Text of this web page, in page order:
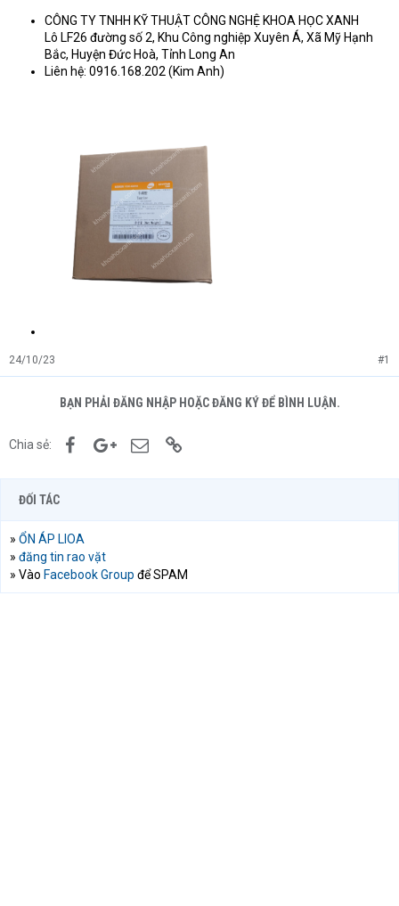
CÔNG TY TNHH KỸ THUẬT CÔNG NGHỆ KHOA HỌC XANH
Lô LF26 đường số 2, Khu Công nghiệp Xuyên Á, Xã Mỹ Hạnh
Bắc, Huyện Đức Hoà, Tỉnh Long An
Liên hệ: 0916.168.202 (Kim Anh)
24/10/23 #1
BẠN PHẢI ĐĂNG NHẬP HOẶC ĐĂNG KÝ ĐỂ BÌNH LUẬN.
Chia sẻ: FacebookGoogle+Email
ĐỐI TÁC
» ỔN ÁP LIOA
» đăng tin rao vặt
» Vào Facebook Group để SPAM